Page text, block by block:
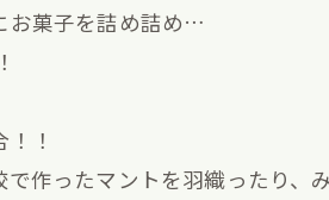
お菓子を詰め詰め…
！
作ったマントを羽織ったり、